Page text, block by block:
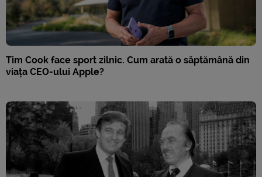
Tim Cook face sport zilnic. Cum arată o săptămână din
viața CEO-ului Apple?